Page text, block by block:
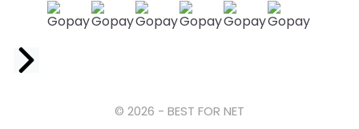
© 2026 - BEST FOR NET